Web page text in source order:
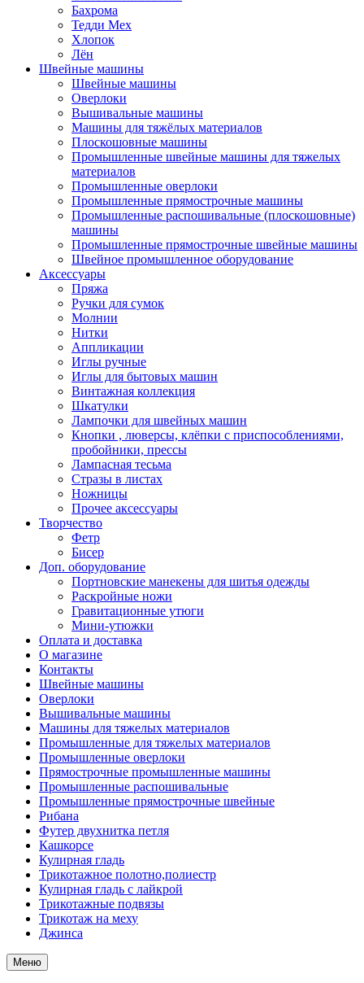
Бахрома
Тедди Мех
Хлопок
Лён
Швейные машины
Швейные машины
Оверлоки
Вышивальные машины
Машины для тяжёлых материалов
Плоскошовные машины
Промышленные швейные машины для тяжелых
материалов
Промышленные оверлоки
Промышленные прямострочные машины
Промышленные распошивальные (плоскошовные)
машины
Промышленные прямострочные швейные машины
Швейное промышленное оборудование
Аксессуары
Пряжа
Ручки для сумок
Молнии
Нитки
Аппликации
Иглы ручные
Иглы для бытовых машин
Винтажная коллекция
Шкатулки
Лампочки для швейных машин
Кнопки , люверсы, клёпки с приспособлениями,
пробойники, прессы
Лампасная тесьма
Стразы в листах
Ножницы
Прочее аксессуары
Творчество
Фетр
Бисер
Доп. оборудование
Портновские манекены для шитья одежды
Раскройные ножи
Гравитационные утюги
Мини-утюжки
Оплата и доставка
О магазине
Контакты
Швейные машины
Оверлоки
Вышивальные машины
Машины для тяжелых материалов
Промышленные для тяжелых материалов
Промышленные оверлоки
Прямострочные промышленные машины
Промышленные распошивальные
Промышленные прямострочные швейные
Рибана
Футер двухнитка петля
Кашкорсе
Кулирная гладь
Трикотажное полотно,полиестр
Кулирная гладь с лайкрой
Трикотажные подвязы
Трикотаж на меху
Джинса
Меню